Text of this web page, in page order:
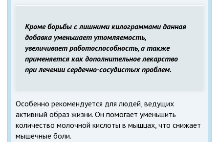
Кроме борьбы с лишними килограммами данная
добавка уменьшает утомляемость,
увеличивает работоспособность, а также
применяется как дополнительное лекарство
при лечении сердечно-сосудистых проблем.
Особенно рекомендуется для людей, ведущих
активный образ жизни. Он помогает уменьшить
количество молочной кислоты в мышцах, что снижает
мышечные боли.